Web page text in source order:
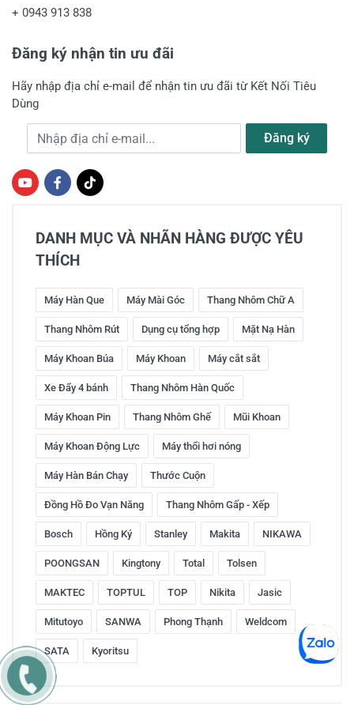
+ 0943 913 838
Đăng ký nhận tin ưu đãi
Hãy nhập địa chỉ e-mail để nhận tin ưu đãi từ Kết Nối Tiêu
Dùng
Địa chỉ e-mail Đăng ký
DANH MỤC VÀ NHÃN HÀNG ĐƯỢC YÊU
THÍCH
Máy Hàn Que Máy Mài Góc Thang Nhôm Chữ A
Thang Nhôm Rút Dụng cụ tổng hợp Mặt Nạ Hàn
Máy Khoan Búa Máy Khoan Máy cắt sắt
Xe Đẩy 4 bánh Thang Nhôm Hàn Quốc
Máy Khoan Pin Thang Nhôm Ghế Mũi Khoan
Máy Khoan Động Lực Máy thổi hơi nóng
Máy Hàn Bán Chạy Thước Cuộn
Đồng Hồ Đo Vạn Năng Thang Nhôm Gấp - Xếp
Bosch Hồng Ký Stanley Makita NIKAWA
POONGSAN Kingtony Total Tolsen
MAKTEC TOPTUL TOP Nikita Jasic
Mitutoyo SANWA Phong Thạnh Weldcom
SATA Kyoritsu